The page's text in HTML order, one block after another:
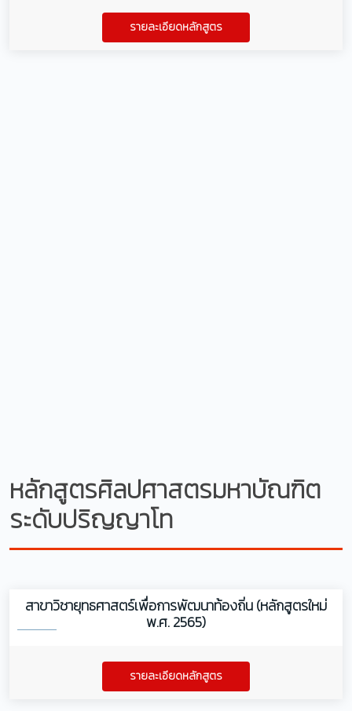
รายละเอียดหลักสูตร
หลักสูตรศิลปศาสตรมหาบัณฑิต
ระดับปริญญาโท
สาขาวิชายุทธศาสตร์เพื่อการพัฒนาท้องถิ่น (หลักสูตรใหม่
พ.ศ. 2565)
รายละเอียดหลักสูตร